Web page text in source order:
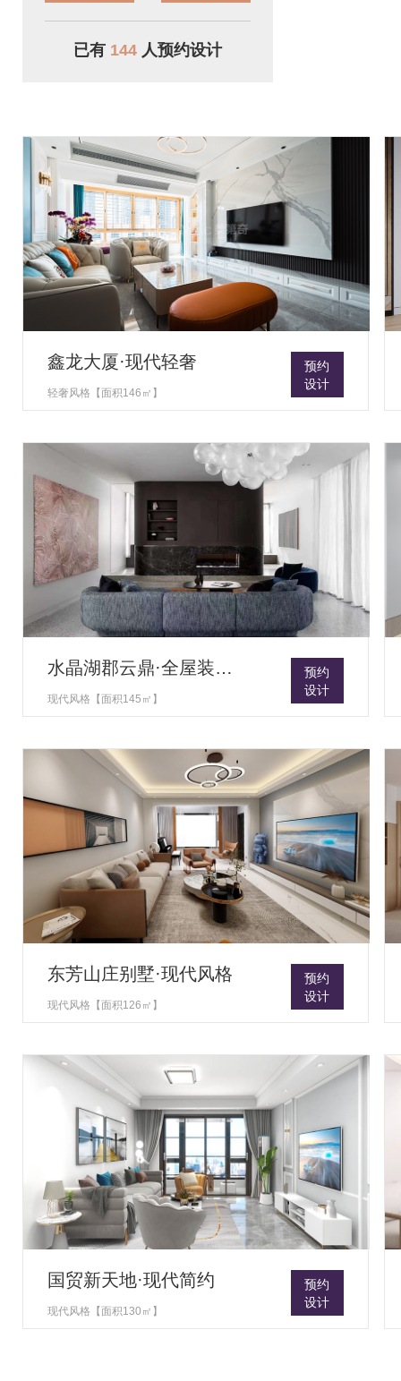
已有 144 人预约设计
鑫龙大厦·现代轻奢
轻奢风格【面积146㎡】
预约
设计
水晶湖郡云鼎·全屋装修设计
现代风格【面积145㎡】
预约
设计
东芳山庄别墅·现代风格
现代风格【面积126㎡】
预约
设计
国贸新天地·现代简约
现代风格【面积130㎡】
预约
设计